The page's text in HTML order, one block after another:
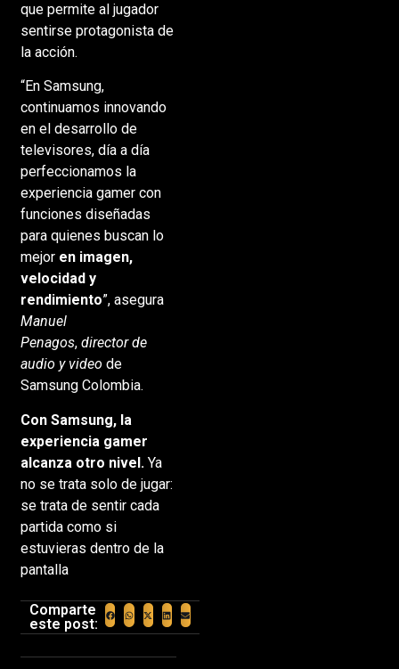
que permite al jugador
sentirse protagonista de
la acción.
“En Samsung,
continuamos innovando
en el desarrollo de
televisores, día a día
perfeccionamos la
experiencia gamer con
funciones diseñadas
para quienes buscan lo
mejor en imagen,
velocidad y
rendimiento”, asegura
Manuel
Penagos, director de
audio y video de
Samsung Colombia.
Con Samsung, la
experiencia gamer
alcanza otro nivel.Ya
no se trata solo de jugar:
se trata de sentir cada
partida como si
estuvieras dentro de la
pantalla
Comparte
este post: